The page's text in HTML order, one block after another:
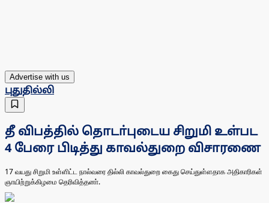
Advertise with us
புதுதில்லி
தீ விபத்தில் தொடா்புடைய சிறுமி உள்பட
4 பேரை பிடித்து காவல்துறை விசாரணை
17 வயது சிறுமி உள்ளிட்ட நால்வரை தில்லி காவல்துறை கைது செய்துள்ளதாக அதிகாரிகள்
ஞாயிற்றுக்கிழமை தெரிவித்தனா்.